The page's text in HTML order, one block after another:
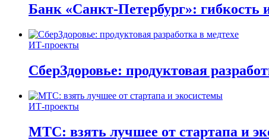
Банк «Санкт-Петербург»: гибкость
ИТ-проекты
СберЗдоровье: продуктовая
ИТ-проекты
МТС: взять лучшее от стартапа и